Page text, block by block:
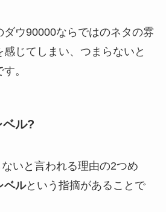
ダウ90000ならではのネタの雰
じてしまい、つまらないと
。
ル?
いと言われる理由の2つめ
ベルという指摘があることで